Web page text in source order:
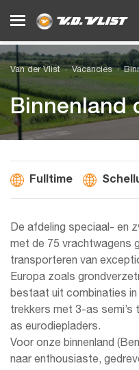
Van der Vlist Vacancies
Binnenland
Fulltime
De afdeling speciaal- en
met de 75 vrachtwagens
transporteren van
Europa zoals
bestaat uit combinaties
trekkers met 3-as
as eurodiepladers.
Voor onze binnenland
naar enthousiaste,